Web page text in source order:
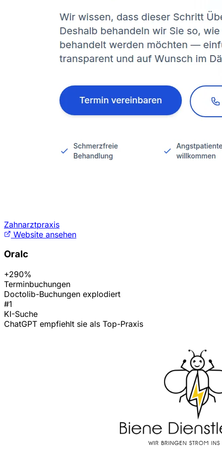
Zahnarztpraxis
Website ansehen
Oralc
+290%
Terminbuchungen
Doctolib-Buchungen explodiert
#1
KI-Suche
ChatGPT empfiehlt sie als Top-Praxis